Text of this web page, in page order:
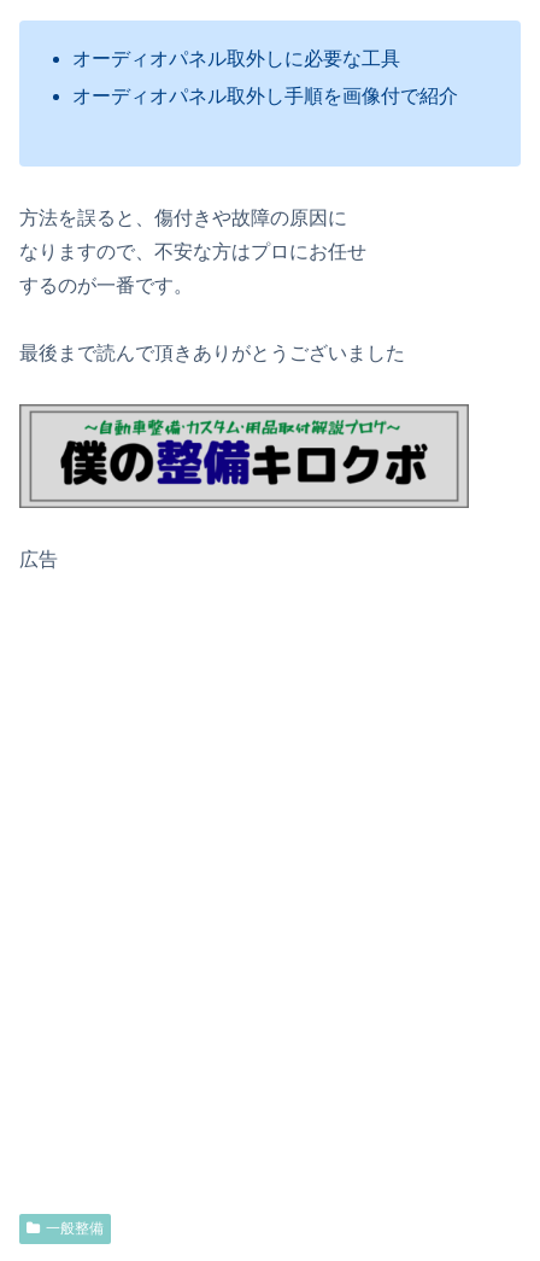
オーディオパネル取外しに必要な工具
オーディオパネル取外し手順を画像付で紹介
方法を誤ると、傷付きや故障の原因に
なりますので、不安な方はプロにお任せ
するのが一番です。
最後まで読んで頂きありがとうございました
広告
一般整備